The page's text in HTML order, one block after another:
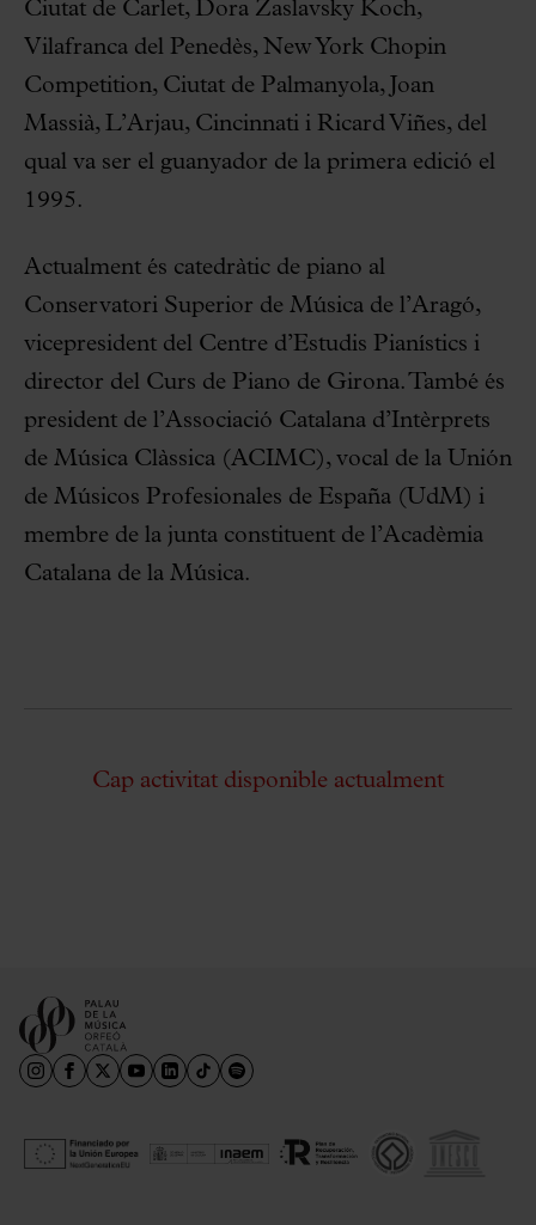
Ciutat de Carlet, Dora Zaslavsky Koch,
Vilafranca del Penedès, New York Chopin
Competition, Ciutat de Palmanyola, Joan
Massià, L’Arjau, Cincinnati i Ricard Viñes, del
qual va ser el guanyador de la primera edició el
1995.
Actualment és catedràtic de piano al
Conservatori Superior de Música de l’Aragó,
vicepresident del Centre d’Estudis Pianístics i
director del Curs de Piano de Girona. També és
president de l’Associació Catalana d’Intèrprets
de Música Clàssica (ACIMC), vocal de la Unión
de Músicos Profesionales de España (UdM) i
membre de la junta constituent de l’Acadèmia
Catalana de la Música.
Cap activitat disponible actualment